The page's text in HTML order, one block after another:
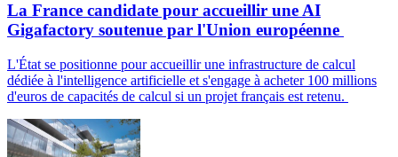
La France candidate pour accueillir une AI
Gigafactory soutenue par l'Union européenne
L'État se positionne pour accueillir une infrastructure de calcul
dédiée à l'intelligence artificielle et s'engage à acheter 100 millions
d'euros de capacités de calcul si un projet français est retenu.